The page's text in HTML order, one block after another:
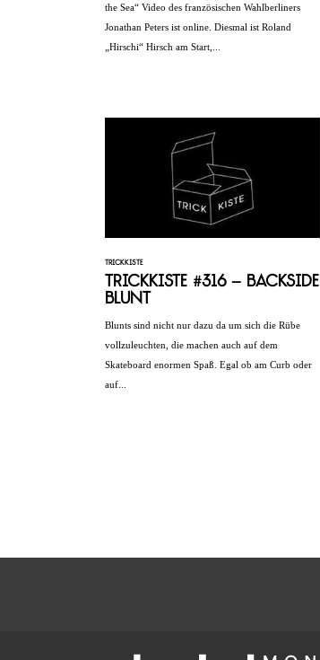
the Sea“ Video des französischen Wahlberliners
Jonathan Peters ist online. Diesmal ist Roland
„Hirschi“ Hirsch am Start,...
TRICKKISTE
Trickkiste #316 – Backside
Blunt
Blunts sind nicht nur dazu da um sich die Rübe
vollzuleuchten, die machen auch auf dem
Skateboard enormen Spaß. Egal ob am Curb oder
auf...